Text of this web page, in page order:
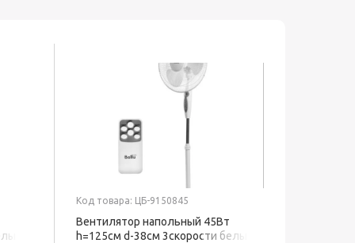
Код товара: ЦБ-9150845
Вентилятор напольный 45Вт
h=125см d-38см 3скорости белый